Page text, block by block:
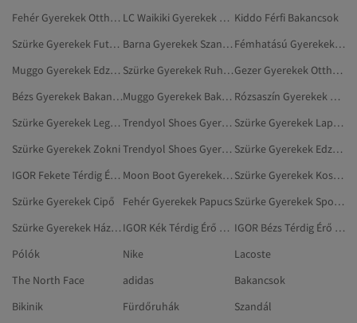
Fehér Gyerekek Otthoni Csizmák, Papucsok
LC Waikiki Gyerekek Bakancsok Kiddo Férfi Bakancsok
Szürke Gyerekek Futó- És Edzőcipők
Barna Gyerekek Szandálok És Papucsok
Fémhatású Gyerekek Bakancsok
Muggo Gyerekek Edzőcipők
Szürke Gyerekek Ruhák
Gezer Gyerekek Otthoni Csizmák, Papucsok
Bézs Gyerekek Bakancsok
Muggo Gyerekek Bakancsok
Rózsaszín Gyerekek Bakancsok
Szürke Gyerekek Leggingsz
Trendyol Shoes Gyerekek Otthoni Csizmák, Papucsok
Szürke Gyerekek Lapos Cipő
Szürke Gyerekek Zokni
Trendyol Shoes Gyerekek Mule
Szürke Gyerekek Edzőcipők
IGOR Fekete Térdig Érő Csizma
Moon Boot Gyerekek Otthoni Csizmák, Papucsok
Szürke Gyerekek Kosárlabdacipő
Szürke Gyerekek Cipő
Fehér Gyerekek Papucs
Szürke Gyerekek Sportszandál
Szürke Gyerekek Házicipő
IGOR Kék Térdig Érő Csizma
IGOR Bézs Térdig Érő Csizma
Pólók
Nike
Lacoste
The North Face
adidas
Bakancsok
Bikinik
Fürdőruhák
Szandál